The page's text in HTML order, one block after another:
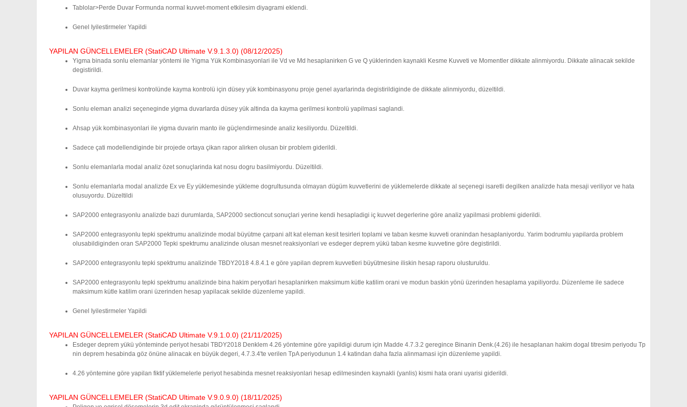
Tablolar>Perde Duvar Formunda normal kuvvet-moment etkilesim diyagrami eklendi.
Genel Iyilestirmeler Yapildi
YAPILAN GÜNCELLEMELER (StatiCAD Ultimate V.9.1.3.0) (08/12/2025)
Yigma binada sonlu elemanlar yöntemi ile Yigma Yük Kombinasyonlari ile Vd ve Md hesaplanirken G ve Q yüklerinden kaynakli Kesme Kuvveti ve Momentler dikkate alinmiyordu. Dikkate alinacak sekilde
degistirildi.
Duvar kayma gerilmesi kontrolünde kayma kontrolü için düsey yük kombinasyonu proje genel ayarlarinda degistirildiginde de dikkate alinmiyordu, düzeltildi.
Sonlu eleman analizi seçeneginde yigma duvarlarda düsey yük altinda da kayma gerilmesi kontrolü yapilmasi saglandi.
Ahsap yük kombinasyonlari ile yigma duvarin manto ile güçlendirmesinde analiz kesiliyordu. Düzeltildi.
Sadece çati modellendiginde bir projede ortaya çikan rapor alirken olusan bir problem giderildi.
Sonlu elemanlarla modal analiz özet sonuçlarinda kat nosu dogru basilmiyordu. Düzeltildi.
Sonlu elemanlarla modal analizde Ex ve Ey yüklemesinde yükleme dogrultusunda olmayan dügüm kuvvetlerini de yüklemelerde dikkate al seçenegi isaretli degilken analizde hata mesaji veriliyor ve hata
olusuyordu. Düzeltildi
SAP2000 entegrasyonlu analizde bazi durumlarda, SAP2000 sectioncut sonuçlari yerine kendi hesapladigi iç kuvvet degerlerine göre analiz yapilmasi problemi giderildi.
SAP2000 entegrasyonlu tepki spektrumu analizinde modal büyütme çarpani alt kat eleman kesit tesirleri toplami ve taban kesme kuvveti oranindan hesaplaniyordu. Yarim bodrumlu yapilarda problem
olusabildiginden oran SAP2000 Tepki spektrumu analizinde olusan mesnet reaksiyonlari ve esdeger deprem yükü taban kesme kuvvetine göre degistirildi.
SAP2000 entegrasyonlu tepki spektrumu analizinde TBDY2018 4.8.4.1 e göre yapilan deprem kuvvetleri büyütmesine iliskin hesap raporu olusturuldu.
SAP2000 entegrasyonlu tepki spektrumu analizinde bina hakim peryotlari hesaplanirken maksimum kütle katilim orani ve modun baskin yönü üzerinden hesaplama yapiliyordu. Düzenleme ile sadece
maksimum kütle katilim orani üzerinden hesap yapilacak sekilde düzenleme yapildi.
Genel Iyilestirmeler Yapildi
YAPILAN GÜNCELLEMELER (StatiCAD Ultimate V.9.1.0.0) (21/11/2025)
Esdeger deprem yükü yönteminde periyot hesabi TBDY2018 Denklem 4.26 yöntemine göre yapildigi durum için Madde 4.7.3.2 geregince Binanin Denk.(4.26) ile hesaplanan hakim dogal titresim periyodu Tp
nin deprem hesabinda göz önüne alinacak en büyük degeri, 4.7.3.4'te verilen TpA periyodunun 1.4 katindan daha fazla alinmamasi için düzenleme yapildi.
4.26 yöntemine göre yapilan fiktif yüklemelerle periyot hesabinda mesnet reaksiyonlari hesap edilmesinden kaynakli (yanlis) kismi hata orani uyarisi giderildi.
YAPILAN GÜNCELLEMELER (StatiCAD Ultimate V.9.0.9.0) (18/11/2025)